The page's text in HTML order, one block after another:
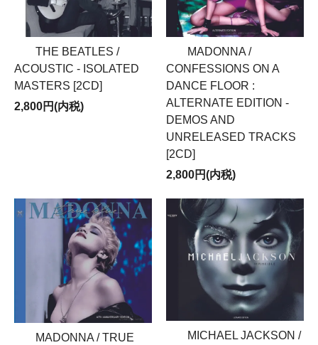
公式LINEを開設いたしました！
最新情報や友だち限定のお得な情報を配信しています！
ぜひ友だち追加よろしくお願いします！
☆当店X（旧Twitter）で最新情報ツイートしています。
☆ストレンジラヴレコーズではメール会員を募集☆
こちらのメールアドレスの本文にお名前を入力して送信
するだけ！
新作情報や、SALE情報、お得な情報盛りだくさん☆
この機会に会員登録登録いかがでしょうか？
CD / DVD/ Blu-rayの読み取り不良のお問い合わせについ
CD / DVD/ Blu-rayプレーヤーの読み取り能力が何らかの
原因で充分機能していない場合には、ディスクに品質上
THE BEATLES /
ACOUSTIC - ISOLATED
MASTERS [2CD]
2,800円(内税)
MADONNA /
CONFESSIONS ON A
DANCE FLOOR :
ALTERNATE EDITION -
DEMOS AND
UNRELEASED TRACKS
[2CD]
2,800円(内税)
MADONNA / TRUE
MICHAEL JACKSON /